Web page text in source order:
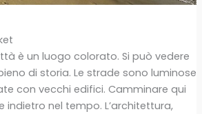
è un luogo colorato. Si può vedere
di storia. Le strade sono luminose
con vecchi edifici. Camminare qui
indietro nel tempo. L’architettura,